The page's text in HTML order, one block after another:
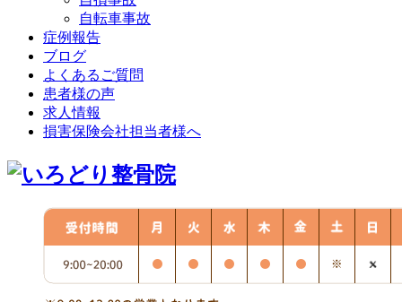
自転車事故
症例報告
ブログ
よくあるご質問
患者様の声
求人情報
損害保険会社担当者様へ